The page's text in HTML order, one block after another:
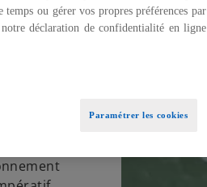
temps ou gérer vos propres préférences par
déclaration de confidentialité en ligne
Paramétrer les cookies